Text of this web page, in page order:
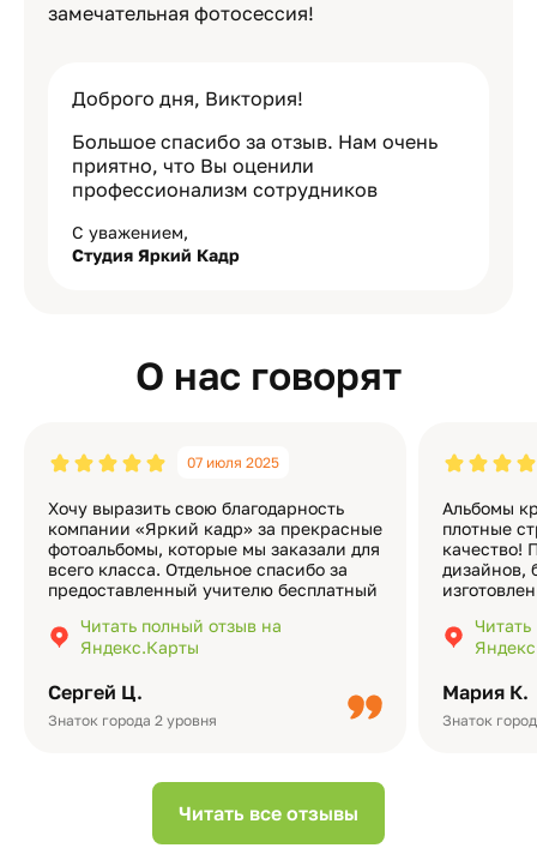
замечательная фотосессия!
Доброго дня, Виктория!
Большое спасибо за отзыв. Нам очень
приятно, что Вы оценили
профессионализм сотрудников
С уважением,
Студия Яркий Кадр
О нас говорят
Сергей Ц.
Знаток города 2 уровня
07 июля 2025
Хочу выразить свою благодарность
компании «Яркий кадр» за прекрасные
фотоальбомы, которые мы заказали для
всего класса. Отдельное спасибо за
предоставленный учителю бесплатный
подчёркивает значимость события.
Качество альбомов на высшем уровне:
Читать полный отзыв на
Яндекс.Карты
Мария К.
Знаток
Альбомы
плотные
качество!
дизайнов,
добавить
видео с
Читать все отзывы